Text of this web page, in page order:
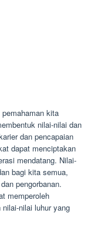
kita
nilai-nilai dan
dan pencapaian
dapat menciptakan
mendatang. Nilai-
bagi kita semua,
pengorbanan.
memperoleh
nilai luhur yang